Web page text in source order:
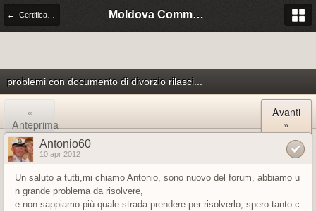
Moldova Community Italia
problemi con documento di divorzio rilasci...
«
Anteprima
Avanti
»
Antonio60
10 apr 2012
Un saluto a tutti,mi chiamo Antonio, sono nuovo del forum, abbiamo u
n grande problema da risolvere,
e non sappiamo più quale strada prendere per risolverlo, spero tanto c